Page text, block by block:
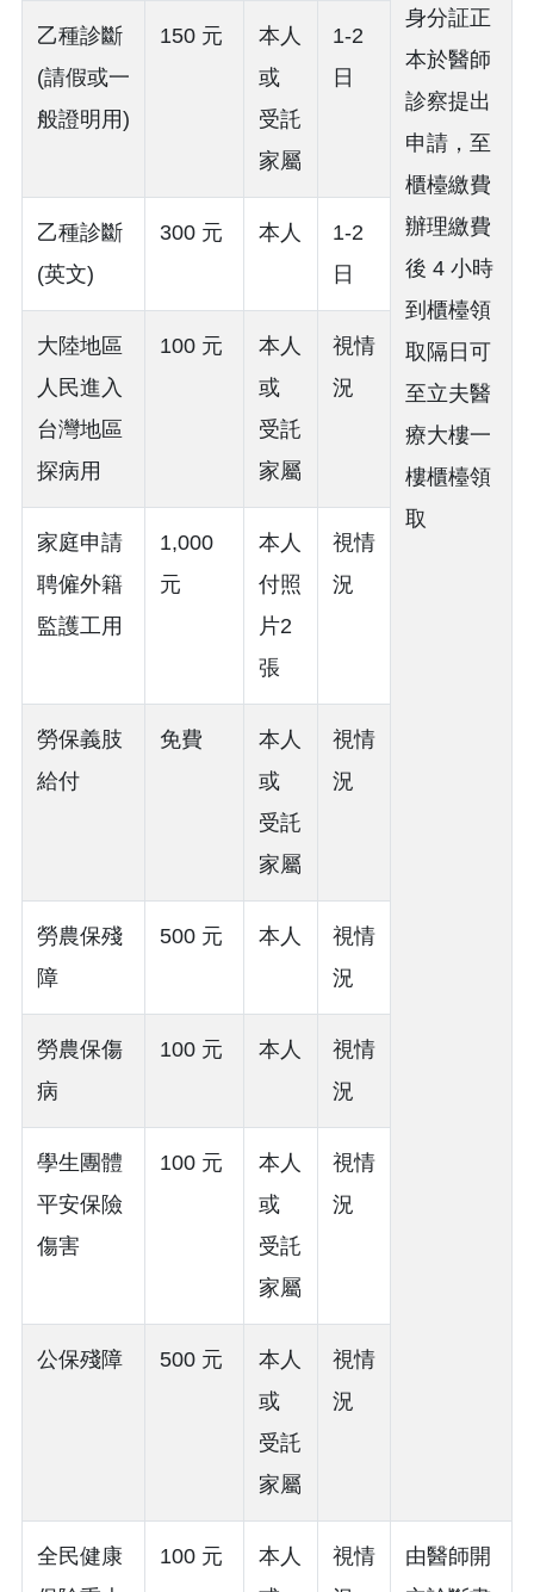
身分証正
本於醫師
診察提出
申請，至
櫃檯繳費
辦理繳費
後 4 小時
到櫃檯領
取隔日可
至立夫醫
療大樓一
樓櫃檯領
取
乙種診斷
(請假或一
般證明用)
150 元
本人
或
受託
家屬
1-2
日
乙種診斷
(英文)
300 元 本人
1-2
日
大陸地區
人民進入
台灣地區
探病用
100 元
本人
或
受託
家屬
視情
況
家庭申請
聘僱外籍
監護工用
1,000
元
本人
付照
片2
張
視情
況
勞保義肢
給付
免費
本人
或
受託
家屬
視情
況
勞農保殘
障
500 元 本人
視情
況
勞農保傷
病
100 元 本人
視情
況
學生團體
平安保險
傷害
100 元
本人
或
受託
家屬
視情
況
公保殘障 500 元
本人
或
受託
家屬
視情
況
全民健康
100 元
本人
視情
由醫師開